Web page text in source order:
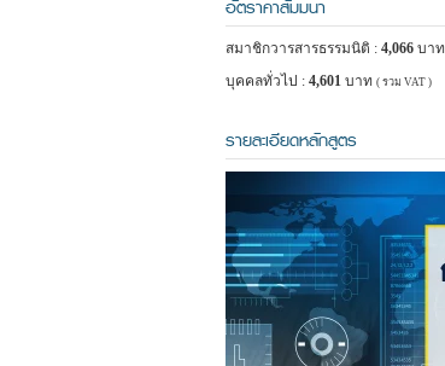
อัตราค่าสัมมนา
สมาชิกวารสารธรรมนิติ : 4,066 บาท
บุคคลทั่วไป : 4,601 บาท ( รวม VAT )
รายละเอียดหลักสูตร